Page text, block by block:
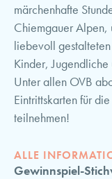
märchenhafte
Chiemgauer Alpen,
liebevoll
Kinder,
Unter allen OVB
Eintrittskarten für
teilnehmen!
ALLE
Gewinnspiel-